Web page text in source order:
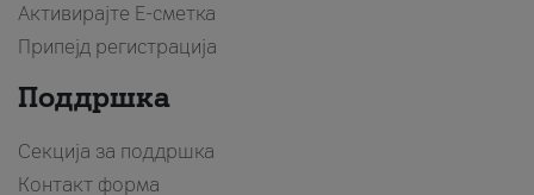
Активирајте Е-сметка
Припејд регистрација
Поддршка
Секција за поддршка
Контакт форма